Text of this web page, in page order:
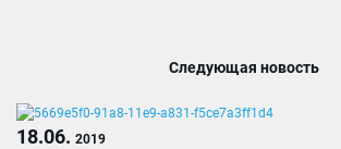
Следующая новость
18.06. 2019